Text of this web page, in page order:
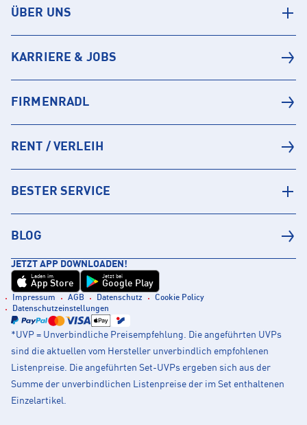
ÜBER UNS
KARRIERE & JOBS
FIRMENRADL
RENT / VERLEIH
BESTER SERVICE
BLOG
JETZT APP DOWNLOADEN!
Laden im
App Store
Jetzt bei
Google Play
Impressum AGB Datenschutz
Cookie Policy
Datenschutzeinstellungen
*UVP = Unverbindliche Preisempfehlung. Die angeführten UVPs
sind die aktuellen vom Hersteller unverbindlich empfohlenen
Listenpreise. Die angeführten Set-UVPs ergeben sich aus der
Summe der unverbindlichen Listenpreise der im Set enthaltenen
Einzelartikel.